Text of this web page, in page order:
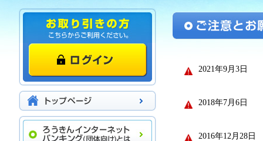
2021年9月3日
2018年7月6日
2016年12月28日